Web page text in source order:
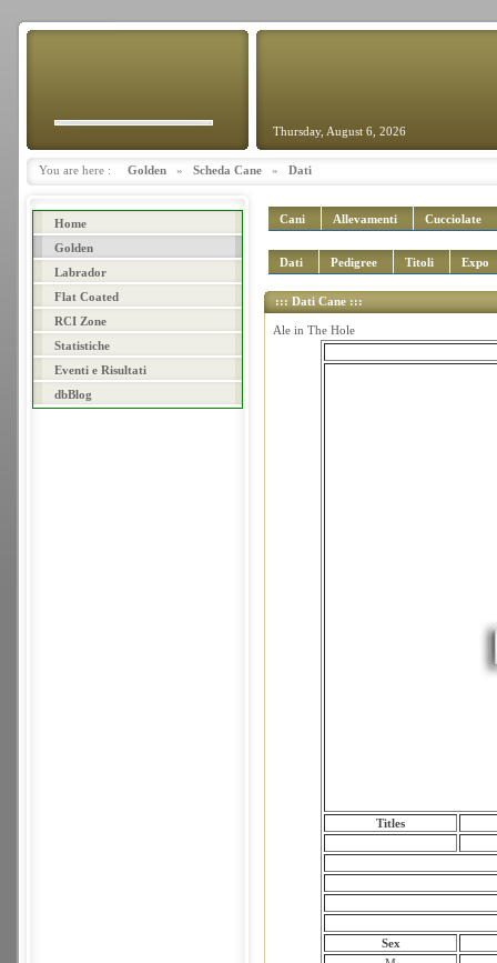
Thursday, August 6, 2026
You are here : Golden » Scheda Cane » Dati
Home
Golden
Labrador
Flat Coated
RCI Zone
Statistiche
Eventi e Risultati
dbBlog
Cani Allevamenti Cucciolate
Dati Pedigree Titoli Expo
::: Dati Cane :::
Ale in The Hole
Titles
Sex